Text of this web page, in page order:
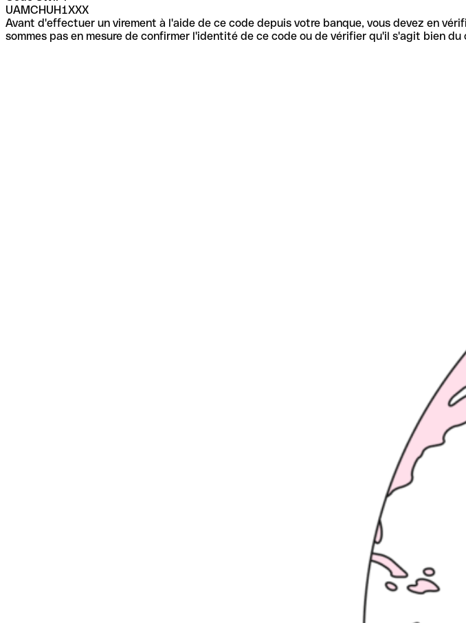
UAMCHUH1XXX
Avant d'effectuer un virement à l'aide de ce code depuis votre banque, vous devez en
sommes pas en mesure de confirmer l'identité de ce code ou de vérifier qu'il s'agit bien